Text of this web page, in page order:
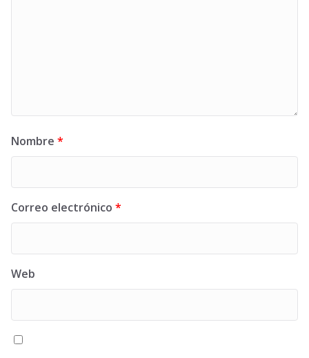
Nombre *
Correo electrónico *
Web